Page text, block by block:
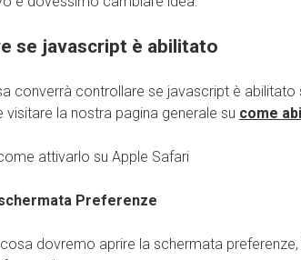
se javascript è abilitato
converrà controllare se javascript è abilitato
la nostra pagina generale su come
attivarlo su Apple Safari
Preferenze
dovremo aprire la schermata preferenze,